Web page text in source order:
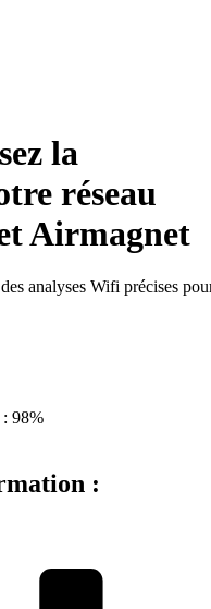
la
réseau
Airmagnet
analyses Wifi précises
: 98%
: